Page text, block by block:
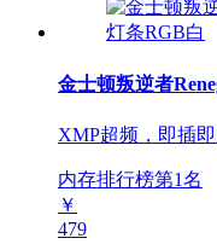
金士顿叛逆者
XMP超频，即插
内存排行榜第1名
￥
479